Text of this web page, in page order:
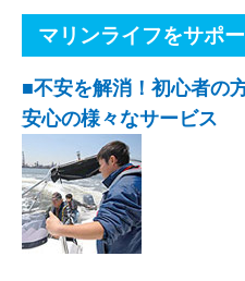
マリンライフをサポ
■不安を解消！初心者の
安心の様々なサービス